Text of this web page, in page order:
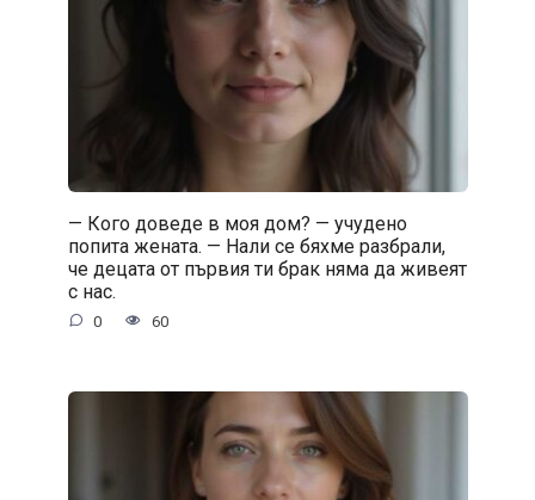
— Кого доведе в моя дом? — учудено
попита жената. — Нали се бяхме разбрали,
че децата от първия ти брак няма да живеят
с нас.
0 60